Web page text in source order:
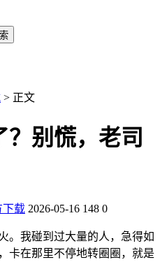
> 正文
？别慌，老司
下载 2026-05-16 148 0
。我碰到过大量的人，急得如
卡在那里不停地转圈圈，就是